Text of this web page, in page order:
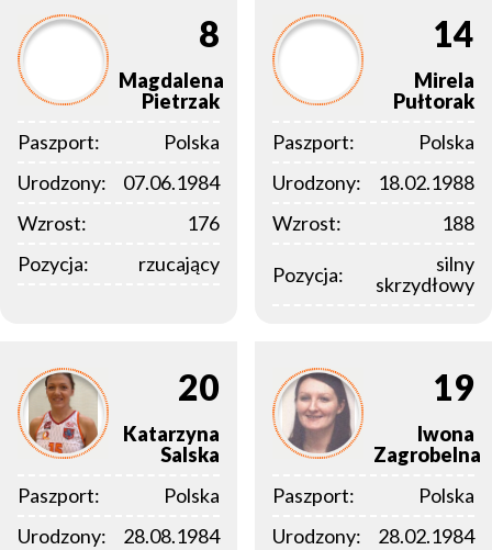
8
Magdalena
Pietrzak
Paszport:
Polska
Urodzony:
07.06.1984
Wzrost:
176
Pozycja:
rzucający
14
Mirela
Pułtorak
Paszport:
Polska
Urodzony:
18.02.1988
Wzrost:
188
Pozycja:
silny
skrzydłowy
20
Katarzyna
Salska
Paszport:
Polska
Urodzony:
28.08.1984
19
Iwona
Zagrobelna
Paszport:
Polska
Urodzony:
28.02.1984